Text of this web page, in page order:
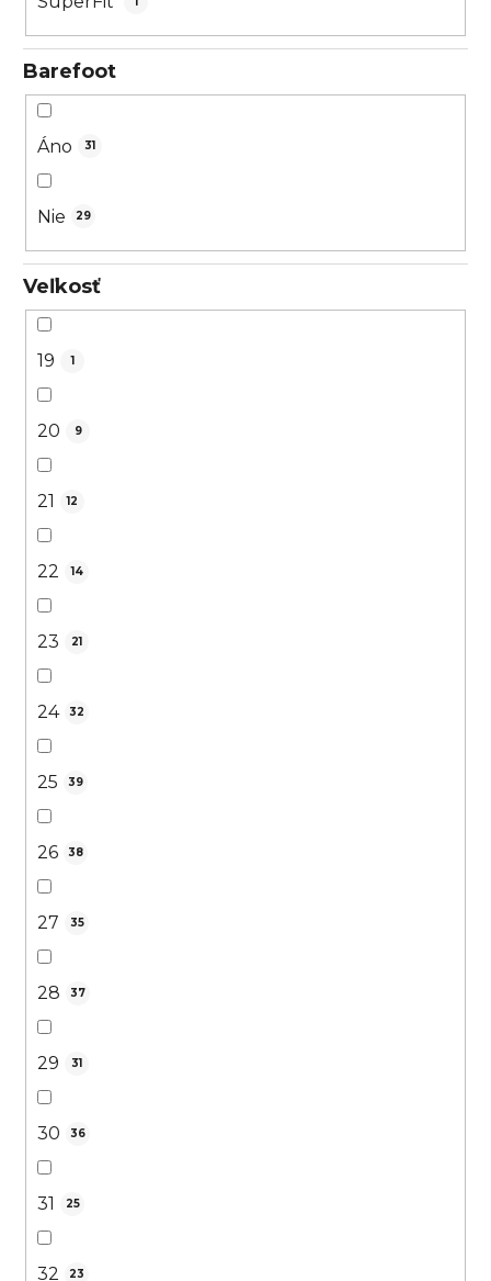
Barefoot
Áno 31
Nie 29
Veľkosť
19 1
20 9
21 12
22 14
23 21
24 32
25 39
26 38
27 35
28 37
29 31
30 36
31 25
32 23